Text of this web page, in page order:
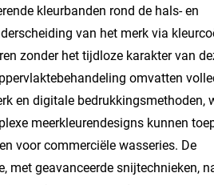
kleurbanden rond de hals- en
van het merk via
zonder het tijdloze karakter van
omvatten
en digitale bedrukkingsmethoden,
meerkleurendesigns kunnen
voor commerciële wasseries. De
met geavanceerde snijtechnieken,